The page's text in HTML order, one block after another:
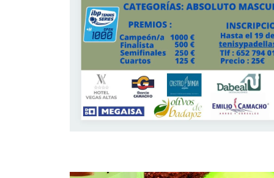
GONZÁLEZ
FERNÁNDEZ, M. 66
ESCALONA GIL, F. 20
DE PABLO CALATRAVA , D. 44
GARRI MURCÍA, C. 626
PEÑA DEL SOL, M. 30
ACEVEDO
VALLELCILLO, I. 66
66